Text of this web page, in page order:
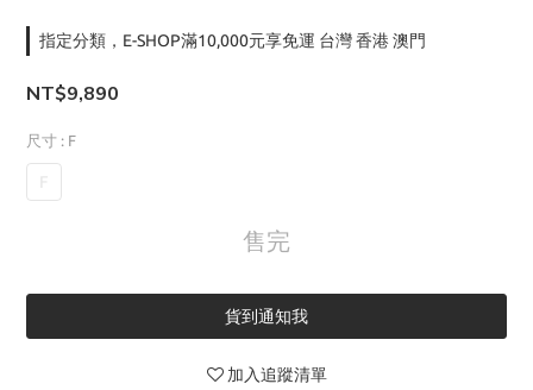
指定分類，E-SHOP滿10,000元享免運 台灣 香港 澳門
NT$9,890
尺寸 : F
售完
貨到通知我
加入追蹤清單